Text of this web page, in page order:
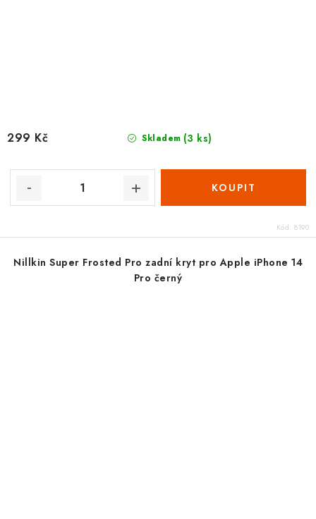
Skladem (3 ks)
299 Kč
Kód: 8190
Nillkin Super Frosted Pro zadní kryt pro Apple iPhone 14
Pro černý